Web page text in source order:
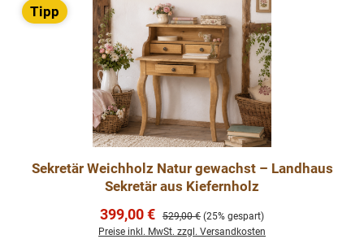
Tipp
Sekretär Weichholz Natur gewachst – Landhaus
Sekretär aus Kiefernholz
Verkaufspreis:
399,00 € Regulärer Preis:
529,00 € (25% gespart)
Preise inkl. MwSt. zzgl. Versandkosten